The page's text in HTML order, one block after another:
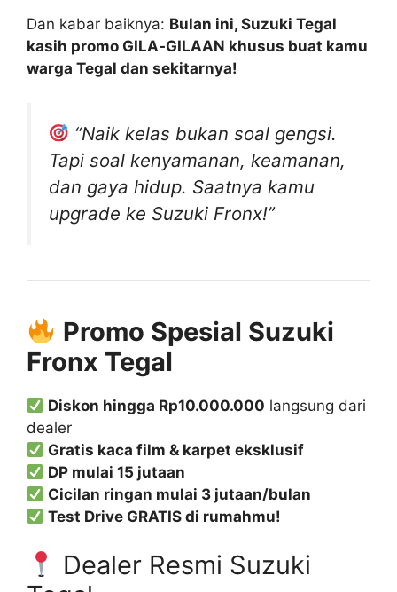
Dan kabar baiknya: Bulan ini, Suzuki Tegal
kasih promo GILA‑GILAAN khusus buat kamu
warga Tegal dan sekitarnya!
“Naik kelas bukan soal gengsi.
Tapi soal kenyamanan, keamanan,
dan gaya hidup. Saatnya kamu
upgrade ke Suzuki Fronx!”
Promo Spesial Suzuki
Fronx Tegal
Diskon hingga Rp10.000.000 langsung dari
dealer
Gratis kaca film & karpet eksklusif
DP mulai 15 jutaan
Cicilan ringan mulai 3 jutaan/bulan
Test Drive GRATIS di rumahmu!
Dealer Resmi Suzuki